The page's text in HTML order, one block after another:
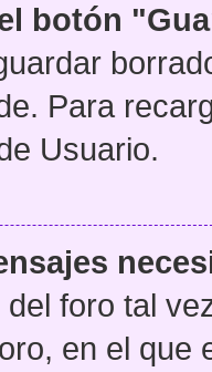
botón
Para
Usuario.
foro tal
en el